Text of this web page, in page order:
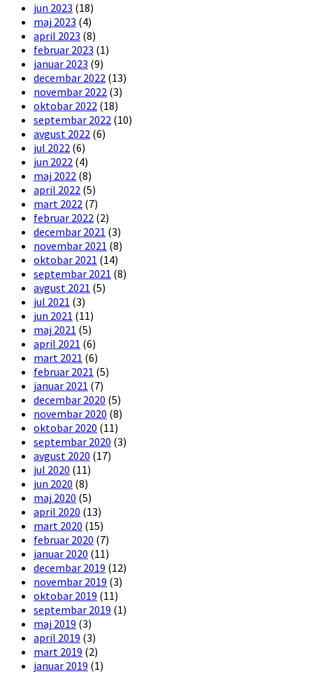
jun 2023 (18)
maj 2023 (4)
april 2023 (8)
februar 2023 (1)
januar 2023 (9)
decembar 2022 (13)
novembar 2022 (3)
oktobar 2022 (18)
septembar 2022 (10)
avgust 2022 (6)
jul 2022 (6)
jun 2022 (4)
maj 2022 (8)
april 2022 (5)
mart 2022 (7)
februar 2022 (2)
decembar 2021 (3)
novembar 2021 (8)
oktobar 2021 (14)
septembar 2021 (8)
avgust 2021 (5)
jul 2021 (3)
jun 2021 (11)
maj 2021 (5)
april 2021 (6)
mart 2021 (6)
februar 2021 (5)
januar 2021 (7)
decembar 2020 (5)
novembar 2020 (8)
oktobar 2020 (11)
septembar 2020 (3)
avgust 2020 (17)
jul 2020 (11)
jun 2020 (8)
maj 2020 (5)
april 2020 (13)
mart 2020 (15)
februar 2020 (7)
januar 2020 (11)
decembar 2019 (12)
novembar 2019 (3)
oktobar 2019 (11)
septembar 2019 (1)
maj 2019 (3)
april 2019 (3)
mart 2019 (2)
januar 2019 (1)